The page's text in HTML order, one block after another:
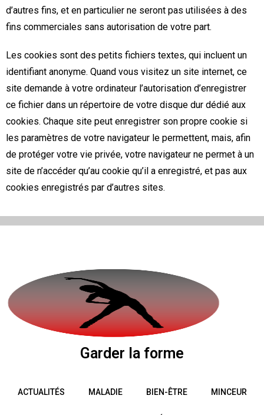
d’autres fins, et en particulier ne seront pas utilisées à des
fins commerciales sans autorisation de votre part.
Les cookies sont des petits fichiers textes, qui incluent un
identifiant anonyme. Quand vous visitez un site internet, ce
site demande à votre ordinateur l’autorisation d’enregistrer
ce fichier dans un répertoire de votre disque dur dédié aux
cookies. Chaque site peut enregistrer son propre cookie si
les paramètres de votre navigateur le permettent, mais, afin
de protéger votre vie privée, votre navigateur ne permet à un
site de n’accéder qu’au cookie qu’il a enregistré, et pas aux
cookies enregistrés par d’autres sites.
Garder la forme
ACTUALITÉS MALADIE BIEN-ÊTRE MINCEUR